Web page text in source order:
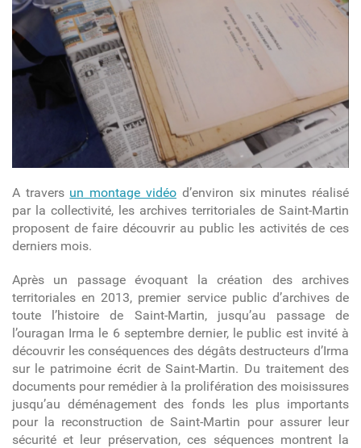
A travers un montage vidéo d’environ six minutes réalisé
par la collectivité, les archives territoriales de Saint-Martin
proposent de faire découvrir au public les activités de ces
derniers mois.
Après un passage évoquant la création des archives
territoriales en 2013, premier service public d’archives de
toute l’histoire de Saint-Martin, jusqu’au passage de
l’ouragan Irma le 6 septembre dernier, le public est invité à
découvrir les conséquences des dégâts destructeurs d’Irma
sur le patrimoine écrit de Saint-Martin. Du traitement des
documents pour remédier à la prolifération des moisissures
jusqu’au déménagement des fonds les plus importants
pour la reconstruction de Saint-Martin pour assurer leur
sécurité et leur préservation, ces séquences montrent la